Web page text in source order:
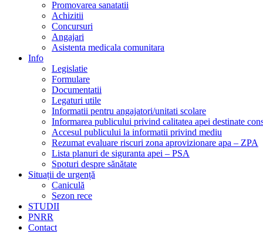
Promovarea sanatatii
Achizitii
Concursuri
Angajari
Asistenta medicala comunitara
Info
Legislatie
Formulare
Documentatii
Legaturi utile
Informatii pentru angajatori/unitati scolare
Informarea publicului privind calitatea apei destinate
Accesul publicului la informatii privind mediu
Rezumat evaluare riscuri zona aprovizionare apa – ZPA
Lista planuri de siguranta apei – PSA
Spoturi despre sănătate
Situații de urgență
Caniculă
Sezon rece
STUDII
PNRR
Contact